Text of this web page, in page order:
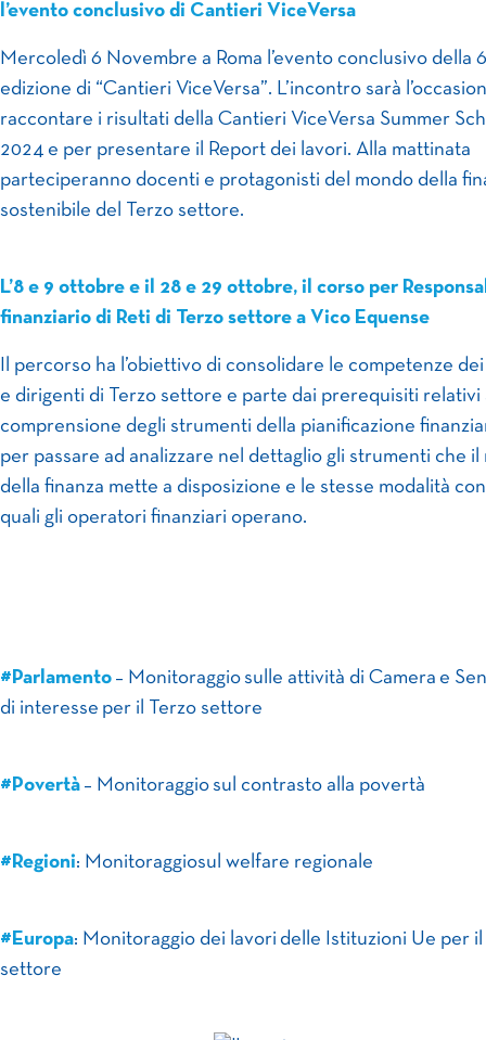
l’evento conclusivo di Cantieri ViceVersa
Mercoledì 6 Novembre a Roma l’evento conclusivo della
edizione di “Cantieri ViceVersa”. L’incontro sarà
raccontare i risultati della Cantieri ViceVersa Summer
2024 e per presentare il Report dei lavori. Alla mattinata
parteciperanno docenti e protagonisti del mondo della
sostenibile del Terzo settore.
L’8 e 9 ottobre e il 28 e 29 ottobre, il corso per
finanziario di Reti di Terzo settore a Vico Equense
Il percorso ha l’obiettivo di consolidare le competenze
e dirigenti di Terzo settore e parte dai prerequisiti relativi
comprensione degli strumenti della pianificazione
per passare ad analizzare nel dettaglio gli strumenti che il
della finanza mette a disposizione e le stesse modalità
quali gli operatori finanziari operano.
#Parlamento – Monitoraggio sulle attività di Camera e
di interesse per il Terzo settore
#Povertà – Monitoraggio sul contrasto alla povertà
#Regioni: Monitoraggiosul welfare regionale
#Europa: Monitoraggio dei lavori delle Istituzioni Ue per il
settore